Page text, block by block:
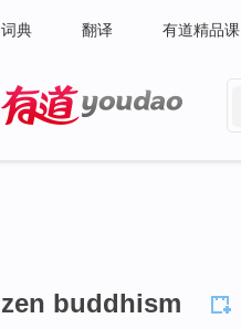
词典 翻译 有道精品课
zen buddhism